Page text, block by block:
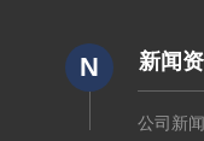
N 新闻
公司新